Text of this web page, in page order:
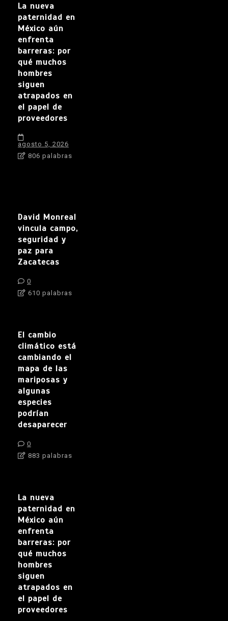
La nueva
paternidad en
México aún
enfrenta
barreras: por
qué muchos
hombres
siguen
atrapados en
el papel de
proveedores
agosto 5, 2026
806 palabras
David Monreal
vincula campo,
seguridad y
paz para
Zacatecas
0
610 palabras
El cambio
climático está
cambiando el
mapa de las
mariposas y
algunas
especies
podrían
desaparecer
0
883 palabras
La nueva
paternidad en
México aún
enfrenta
barreras: por
qué muchos
hombres
siguen
atrapados en
el papel de
proveedores